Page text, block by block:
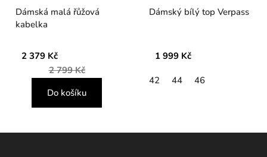
Dámská malá řůžová
kabelka
2 379 Kč
2 799 Kč
Do košíku
Dámský bílý top Verpass
1 999 Kč
42 44 46